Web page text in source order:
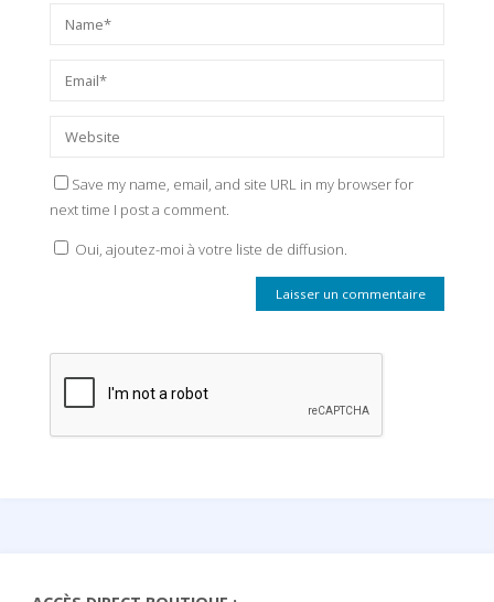
Save my name, email, and site URL in my browser for
next time I post a comment.
Oui, ajoutez-moi à votre liste de diffusion.